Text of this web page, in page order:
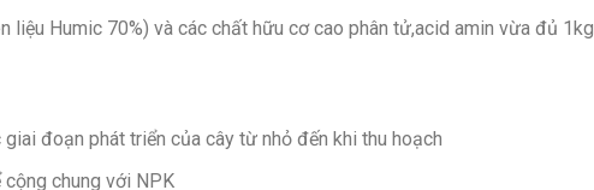
liệu Humic 70%) và các chất hữu cơ cao phân tử,acid amin vừa đủ 1kg
đoạn phát triển của cây từ nhỏ đến khi thu hoạch
chung với NPK